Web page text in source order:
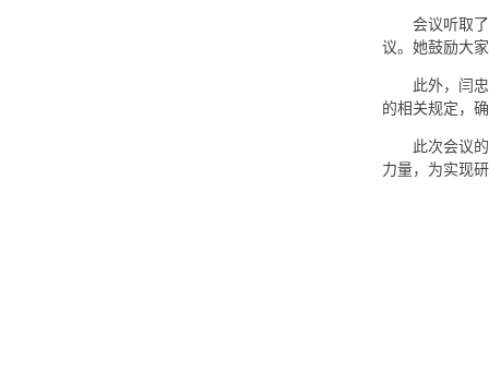
会议听取
议。她鼓励大
此外，闫
的相关规定，
此次会议
力量，为实现